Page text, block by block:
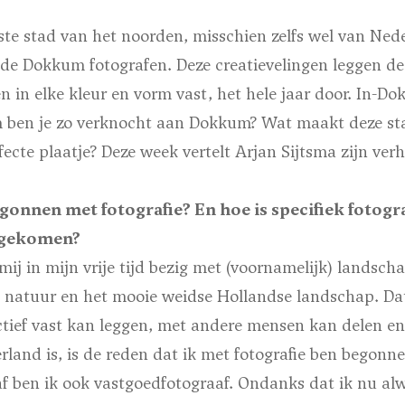
stad van het noorden, misschien zelfs wel van
Dokkum fotografen. Deze creatievelingen leggen
in elke kleur en vorm vast, het hele jaar door. In-
je zo verknocht aan Dokkum? Wat maakt deze
plaatje? Deze week vertelt Arjan Sijtsma zijn
met fotografie? En hoe is specifiek
in mijn vrije tijd bezig met (voornamelijk)
en het mooie weidse Hollandse landschap.
vast kan leggen, met andere mensen kan delen
is, is de reden dat ik met fotografie ben
ben ik ook vastgoedfotograaf. Ondanks dat ik nu